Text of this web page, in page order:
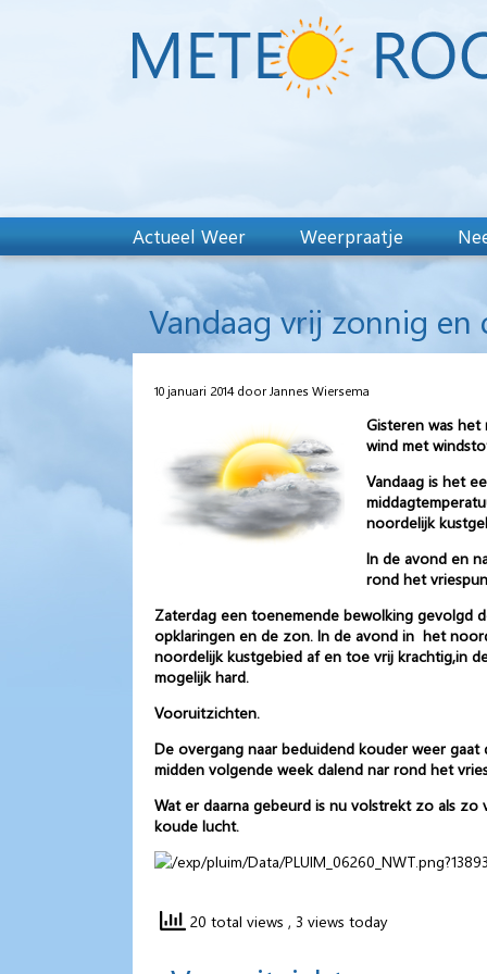
Actueel Weer Weerpraatje
Vandaag vrij zonnig
10 januari 2014 door Jannes Wiersema
Gisteren was
wind met
Vandaag is het
noordelijk
In de avond en
rond het
Zaterdag een toenemende bewolking gevolgd
opklaringen en de zon. In de avond in het
noordelijk kustgebied af en toe vrij krachtig,in
mogelijk hard.
Vooruitzichten.
De overgang naar beduidend kouder weer
midden volgende week dalend nar rond het
Wat er daarna gebeurd is nu volstrekt zo als
koude lucht.
20 total views , 3 views today